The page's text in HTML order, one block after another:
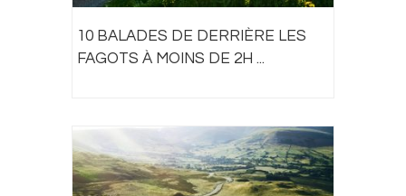
10 BALADES DE DERRIÈRE LES
FAGOTS À MOINS DE 2H ...